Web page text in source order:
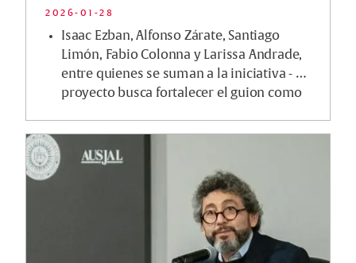
2026-01-28
Isaac Ezban, Alfonso Zárate, Santiago
Limón, Fabio Colonna y Larissa Andrade,
entre quienes se suman a la iniciativa - El
proyecto busca fortalecer el guion como